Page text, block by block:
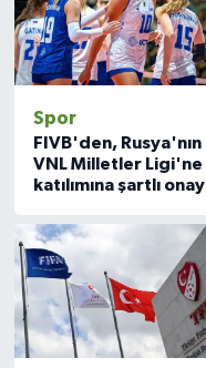
Spor
FIVB'den, Rusya'nın
VNL Milletler Ligi'ne
katılımına şartlı onay